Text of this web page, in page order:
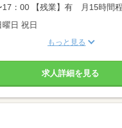
17：00 【残業】有 月15時間
日 祝日
もっと見る
求人詳細を見る